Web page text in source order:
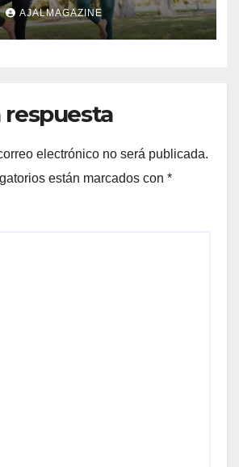
energía, la
y la
AJALMAGAZINE
respuesta
electrónico no será publicada.
están marcados con *